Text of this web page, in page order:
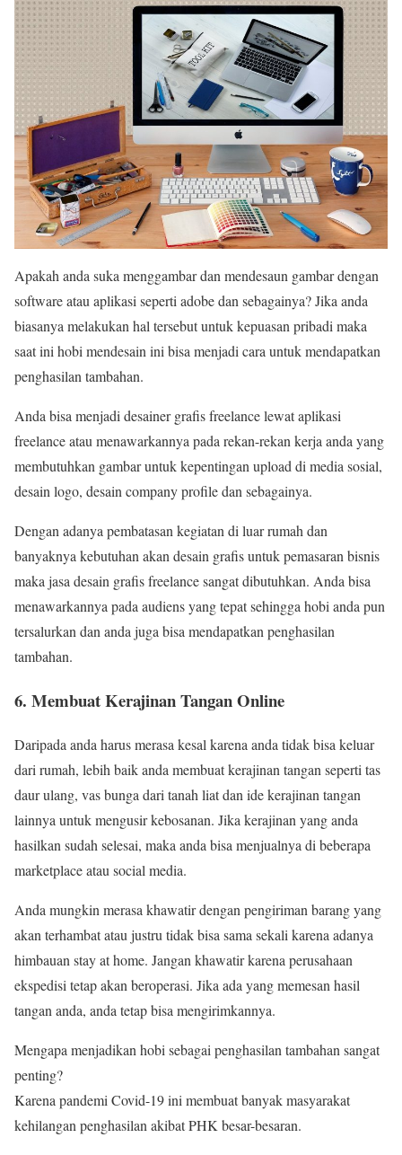
Apakah anda suka menggambar dan mendesaun gambar dengan
software atau aplikasi seperti adobe dan sebagainya? Jika anda
biasanya melakukan hal tersebut untuk kepuasan pribadi maka
saat ini hobi mendesain ini bisa menjadi cara untuk mendapatkan
penghasilan tambahan.
Anda bisa menjadi desainer grafis freelance lewat aplikasi
freelance atau menawarkannya pada rekan-rekan kerja anda yang
membutuhkan gambar untuk kepentingan upload di media sosial,
desain logo, desain company profile dan sebagainya.
Dengan adanya pembatasan kegiatan di luar rumah dan
banyaknya kebutuhan akan desain grafis untuk pemasaran bisnis
maka jasa desain grafis freelance sangat dibutuhkan. Anda bisa
menawarkannya pada audiens yang tepat sehingga hobi anda pun
tersalurkan dan anda juga bisa mendapatkan penghasilan
tambahan.
6. Membuat Kerajinan Tangan Online
Daripada anda harus merasa kesal karena anda tidak bisa keluar
dari rumah, lebih baik anda membuat kerajinan tangan seperti tas
daur ulang, vas bunga dari tanah liat dan ide kerajinan tangan
lainnya untuk mengusir kebosanan. Jika kerajinan yang anda
hasilkan sudah selesai, maka anda bisa menjualnya di beberapa
marketplace atau social media.
Anda mungkin merasa khawatir dengan pengiriman barang yang
akan terhambat atau justru tidak bisa sama sekali karena adanya
himbauan stay at home. Jangan khawatir karena perusahaan
ekspedisi tetap akan beroperasi. Jika ada yang memesan hasil
tangan anda, anda tetap bisa mengirimkannya.
Mengapa menjadikan hobi sebagai penghasilan tambahan sangat
penting?
Karena pandemi Covid-19 ini membuat banyak masyarakat
kehilangan penghasilan akibat PHK besar-besaran.